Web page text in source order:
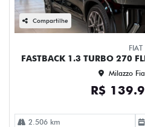
Compartilhe
FIAT
FASTBACK 1.3 TURBO 270
Milazzo
R$
2.506 km